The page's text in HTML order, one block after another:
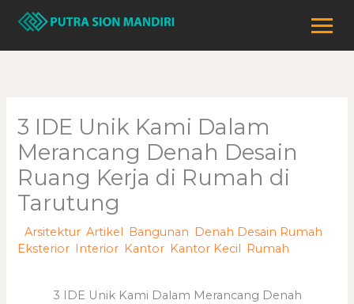
Lewati
konten
3 IDE Unik Kami Dalam
Merancang Denah Desain
Ruang Kerja di Rumah di
Tarutung
/Arsitektur ,Artikel Bangunan Denah Desain Rumah
Eksterior Interior Kantor Kantor Kecil Rumah
3 IDE Unik Kami Dalam Merancang Denah